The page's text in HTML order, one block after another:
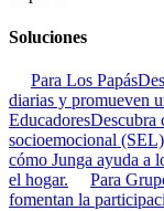
Soluciones
Para Los Papás
diarias y promueven
EducadoresDescubra
socioemocional
cómo Junga ayuda a
el hogar.
Para
fomentan la